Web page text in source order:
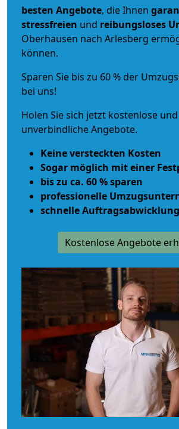
besten Angebote, die Ihnen
stressfreien und reibungsloses
Oberhausen nach Arlesberg
können.
Sparen Sie bis zu 60 % der
bei uns!
Holen Sie sich jetzt kostenlose und
unverbindliche Angebote.
Keine versteckten Kosten
Sogar möglich mit einer
bis zu ca. 60 % sparen
professionelle
schnelle Auftragsabwicklung
Kostenlose Angebote